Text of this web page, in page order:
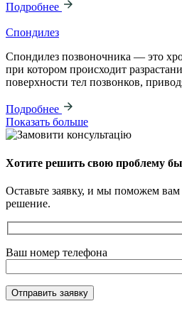
Подробнее
Спондилез
Спондилез позвоночника — это
при котором происходит
поверхности тел позвонков,
Подробнее
Показать больше
Хотите решить свою проблему
Оставьте заявку, и мы поможем
решение.
Ваш номер телефона